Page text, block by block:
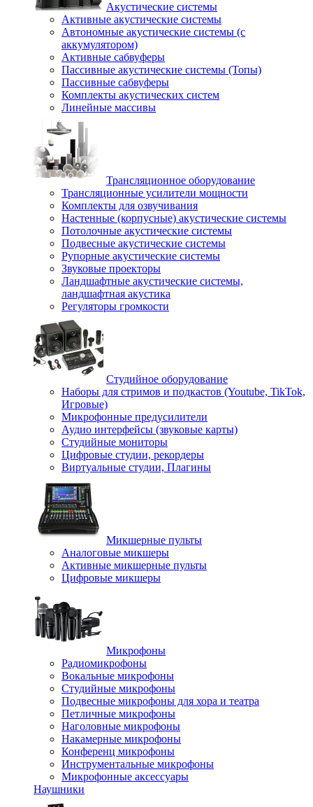
Акустические системы
Активные акустические системы
Автономные акустические системы (с
аккумулятором)
Активные сабвуферы
Пассивные акустические системы (Топы)
Пассивные сабвуферы
Комплекты акустических систем
Линейные массивы
Трансляционное оборудование
Трансляционные усилители мощности
Комплекты для озвучивания
Настенные (корпусные) акустические системы
Потолочные акустические системы
Подвесные акустические системы
Рупорные акустические системы
Звуковые проекторы
Ландшафтные акустические системы,
ландшафтная акустика
Регуляторы громкости
Студийное оборудование
Наборы для стримов и подкастов (Youtube, TikTok,
Игровые)
Микрофонные предусилители
Аудио интерфейсы (звуковые карты)
Студийные мониторы
Цифровые студии, рекордеры
Виртуальные студии, Плагины
Микшерные пульты
Аналоговые микшеры
Активные микшерные пульты
Цифровые микшеры
Микрофоны
Радиомикрофоны
Вокальные микрофоны
Студийные микрофоны
Подвесные микрофоны для хора и театра
Петличные микрофоны
Наголовные микрофоны
Накамерные микрофоны
Конференц микрофоны
Инструментальные микрофоны
Микрофонные аксессуары
Наушники